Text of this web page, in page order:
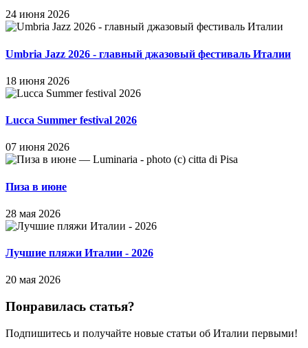
24 июня 2026
Umbria Jazz 2026 - главный джазовый фестиваль Италии
18 июня 2026
Lucca Summer festival 2026
07 июня 2026
Пиза в июне
28 мая 2026
Лучшие пляжи Италии - 2026
20 мая 2026
Понравилась статья?
Подпишитесь и получайте новые статьи об Италии первыми!